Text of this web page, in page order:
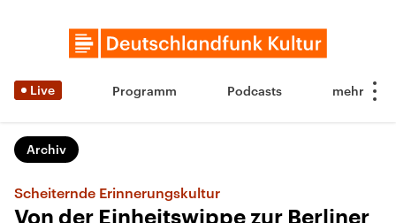
Live Programm Podcasts
Archiv
Scheiternde Erinnerungskultur
Von der Einheitswippe zur Berliner